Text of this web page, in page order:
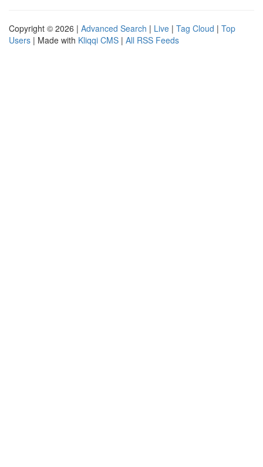
Copyright © 2026 | Advanced Search | Live | Tag Cloud | Top
Users | Made with Kliqqi CMS | All RSS Feeds